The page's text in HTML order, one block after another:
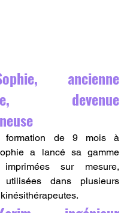
ancienne
devenue
formation de 9 mois à
a lancé sa gamme
imprimées sur mesure,
utilisées dans plusieurs